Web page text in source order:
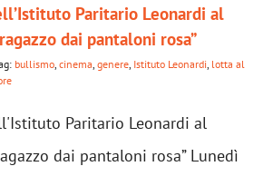
Paritario Leonardi al
dai pantaloni rosa”
bullismo cinema genere Istituto Leonardi lotta al
Paritario Leonardi al
dai pantaloni rosa” Lunedì